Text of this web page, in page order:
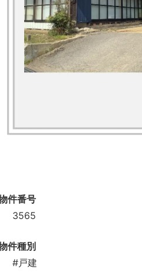
件番号
3565
件種別
#戸建